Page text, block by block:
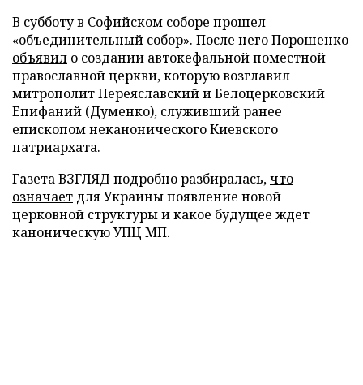
В субботу в Софийском соборе прошел
«объединительный собор». После него Порошенко
объявил о создании автокефальной поместной
православной церкви, которую возглавил
митрополит Переяславский и Белоцерковский
Епифаний (Думенко), служивший ранее
епископом неканонического Киевского
патриархата.
Газета ВЗГЛЯД подробно разбиралась,что
означает для Украины появление новой
церковной структуры и какое будущее ждет
каноническую УПЦ МП.